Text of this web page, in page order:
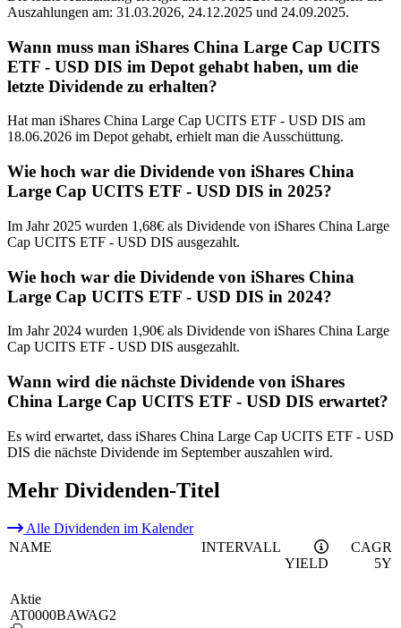
Auszahlungen am: 31.03.2026, 24.12.2025 und 24.09.2025.
Wann muss man iShares China Large Cap UCITS
ETF - USD DIS im Depot gehabt haben, um die
letzte Dividende zu erhalten?
Hat man iShares China Large Cap UCITS ETF - USD DIS am
18.06.2026 im Depot gehabt, erhielt man die Ausschüttung.
Wie hoch war die Dividende von iShares China
Large Cap UCITS ETF - USD DIS in 2025?
Im Jahr 2025 wurden 1,68€ als Dividende von iShares China Large
Cap UCITS ETF - USD DIS ausgezahlt.
Wie hoch war die Dividende von iShares China
Large Cap UCITS ETF - USD DIS in 2024?
Im Jahr 2024 wurden 1,90€ als Dividende von iShares China Large
Cap UCITS ETF - USD DIS ausgezahlt.
Wann wird die nächste Dividende von iShares
China Large Cap UCITS ETF - USD DIS erwartet?
Es wird erwartet, dass iShares China Large Cap UCITS ETF - USD
DIS die nächste Dividende im September auszahlen wird.
Mehr Dividenden-Titel
Alle Dividenden im Kalender
NAME
INTERVALL
YIELD
CAGR
5Y
Aktie
AT0000BAWAG2